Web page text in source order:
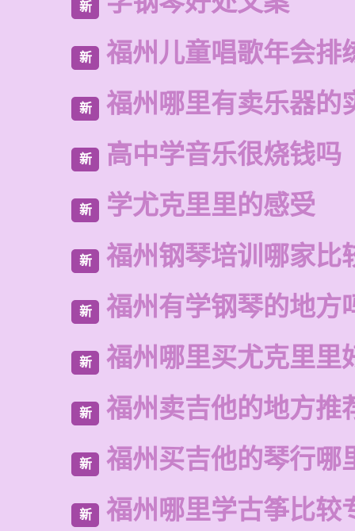
新
新 福州儿童唱歌年会排
新 福州哪里有卖乐器的
新 高中学音乐很烧钱吗
新 学尤克里里的感受
新 福州钢琴培训哪家比
新 福州有学钢琴的地方
新 福州哪里买尤克里里
新 福州卖吉他的地方推
新 福州买吉他的琴行哪
新 福州哪里学古筝比较